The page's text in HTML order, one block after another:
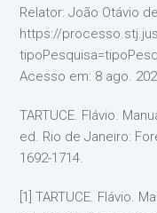
Relator: João Otávio
https://
Acesso em: 8 ago.
TARTUCE. Flávio.
ed. Rio de Janeiro:
1692-1714.
[1] TARTUCE. Flávio.